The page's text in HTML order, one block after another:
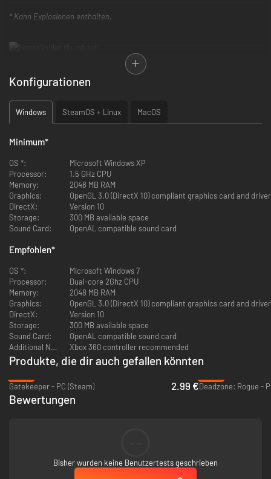
* Kann Explosionen enthalten.
Lokaler Mehrspielermodus für bis zu 4 Spieler. Totale Koop-Randale.
Prozedural generierte Inhalte und Gefahren. Ein paar Game Overs
stören dich hoffentlich nicht.
8736 einzigartige Gegner, die es zu vernichten gilt. Ja, wir haben
nachgezählt.
Fette Loot-Beute, mit der du deinen Charakter anpassen kannst.
Zerberste deine Feinde mit dieser „Double-Twin-Plasma-Shotgun
des Verderbens“, die du gerade gedropped hast.
Gigantische Bosse, bei denen du zeigen kannst, wie gut du
ausweichen kannst. Mit hoher Wahrscheinlichkeit passen sie nicht
einmal auf deinen 4K-Monitor.
Kraftvolle düstere Synthie-Klänge von Dan Terminus. Mögen deine
Ohren dem Beat standhalten.
Konfigurationen
Windows SteamOS + Linux MacOS
Minimum*
OS *:
Microsoft Windows XP
Processor:
1.5 GHz CPU
Memory:
2048 MB RAM
Graphics:
OpenGL 3.0 (DirectX 10) compliant graphics card and driver
DirectX:
Version 10
Storage:
300 MB available space
Sound Card:
OpenAL compatible sound card
Empfohlen*
OS *:
Microsoft Windows 7
Processor:
Dual-core 2Ghz CPU
Memory:
2048 MB RAM
Graphics:
OpenGL 3.0 (DirectX 10) compliant graphics card and driver
DirectX:
Version 10
Storage:
300 MB available space
Sound Card:
OpenAL compatible sound card
Additional Notes:
Xbox 360 controller recommended
Produkte, die dir auch gefallen könnten
Gatekeeper - PC (Steam)
2.99 €Deadzone: Rogue -
Bewertungen
Bisher wurden keine Benutzertests geschrieben